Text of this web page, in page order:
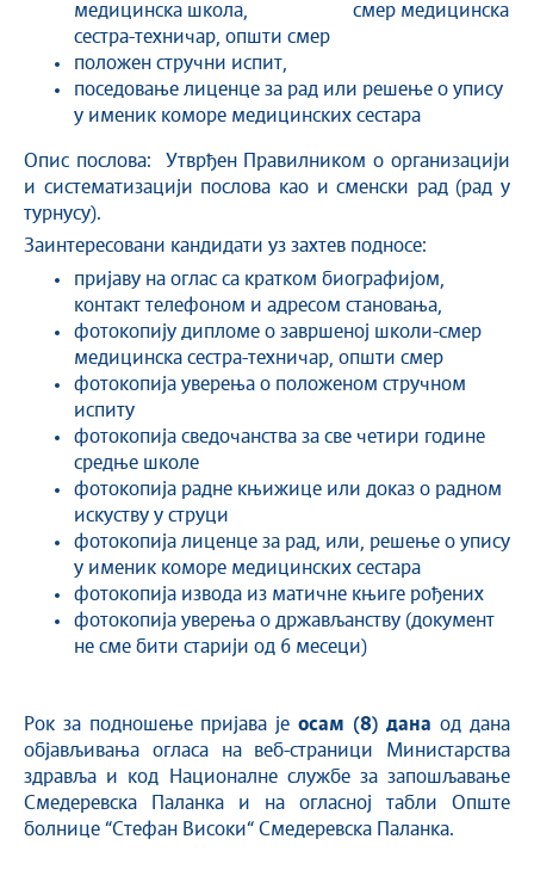
медицинска школа, смер медицинска
сестра-техничар, општи смер
положен стручни испит,
поседовање лиценце за рад или решење о упису
у именик коморе медицинских сестара
Опис послова: Утврђен Правилником о организацији
и систематизацији послова као и сменски рад (рад у
турнусу).
Заинтересовани кандидати уз захтев подносе:
пријаву на оглас са кратком биографијом,
контакт телефоном и адресом становања,
фотокопију дипломе о завршеној школи-смер
медицинска сестра-техничар, општи смер
фотокопија уверења о положеном стручном
испиту
фотокопија сведочанства за све четири године
средње школе
фотокопија радне књижице или доказ о радном
искуству у струци
фотокопија лиценце за рад, или, решење о упису
у именик коморе медицинских сестара
фотокопија извода из матичне књиге рођених
фотокопија уверења о држављанству (документ
не сме бити старији од 6 месеци)
Рок за подношење пријава је осам (8) дана од дана
објављивања огласа на веб-страници Министарства
здравља и код Националне службе за запошљавање
Смедеревска Паланка и на огласној табли Опште
болнице “Стефан Високи“ Смедеревска Паланка.